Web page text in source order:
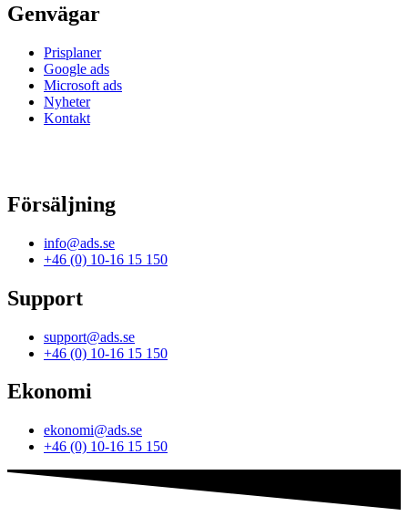
Genvägar
Prisplaner
Google ads
Microsoft ads
Nyheter
Kontakt
Försäljning
info@ads.se
+46 (0) 10-16 15 150
Support
support@ads.se
+46 (0) 10-16 15 150
Ekonomi
ekonomi@ads.se
+46 (0) 10-16 15 150